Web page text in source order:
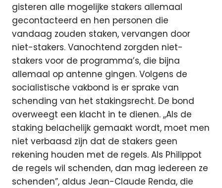
gisteren alle mogelijke stakers allemaal
gecontacteerd en hen personen die
vandaag zouden staken, vervangen door
niet-stakers. Vanochtend zorgden niet-
stakers voor de programma’s, die bijna
allemaal op antenne gingen. Volgens de
socialistische vakbond is er sprake van
schending van het stakingsrecht. De bond
overweegt een klacht in te dienen. ,,Als de
staking belachelijk gemaakt wordt, moet men
niet verbaasd zijn dat de stakers geen
rekening houden met de regels. Als Philippot
de regels wil schenden, dan mag iedereen ze
schenden”, aldus Jean-Claude Renda, die